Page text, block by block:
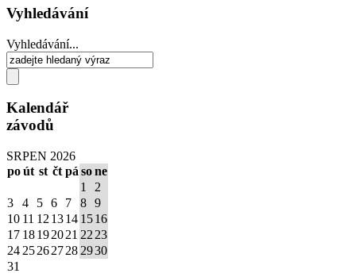
Vyhledávání
Vyhledávání...
Kalendář
závodů
SRPEN 2026
poút st čt pá sone
1
2
3
4 5 6 7 8 9
10 11 12 1314 1516
17 18192021 22 23
24 25262728 2930
31